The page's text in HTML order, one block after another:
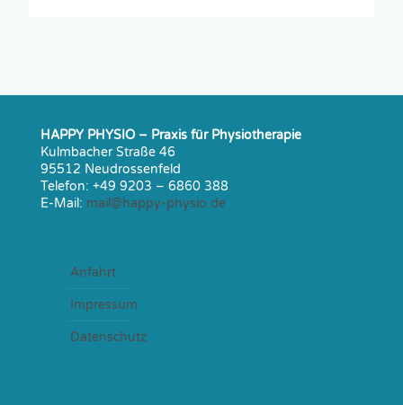
HAPPY PHYSIO – Praxis für Physiotherapie
Kulmbacher Straße 46
95512 Neudrossenfeld
Telefon: +49 9203 – 6860 388
E-Mail: mail@happy-physio.de
Anfahrt
Impressum
Datenschutz